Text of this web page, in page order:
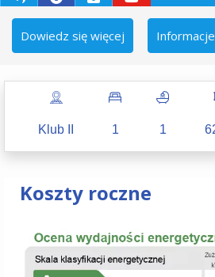
Dowiedz się więcej
Klub II 1 1
Koszty roczne